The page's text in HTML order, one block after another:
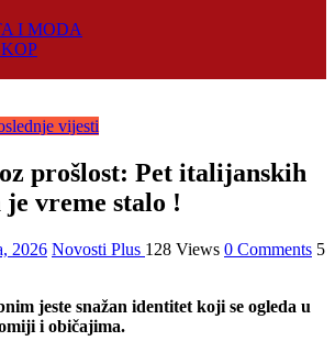
I MODA
vijesti
prošlost: Pet italijanskih
vreme stalo !
2026 Novosti Plus 128 Views 0 Comments 5
jeste snažan identitet koji se ogleda u
i običajima.